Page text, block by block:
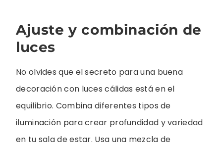
Ajuste y combinación de
luces
No olvides que el secreto para una buena
decoración con luces cálidas está en el
equilibrio. Combina diferentes tipos de
iluminación para crear profundidad y variedad
en tu sala de estar. Usa una mezcla de